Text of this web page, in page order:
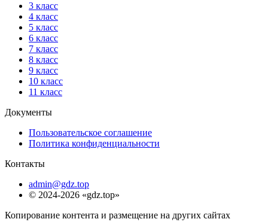
3 класс
4 класс
5 класс
6 класс
7 класс
8 класс
9 класс
10 класс
11 класс
Документы
Пользовательское соглашение
Политика конфиденциальности
Контакты
admin@gdz.top
© 2024-2026 «gdz.top»
Копирование контента и размещение на других сайтах